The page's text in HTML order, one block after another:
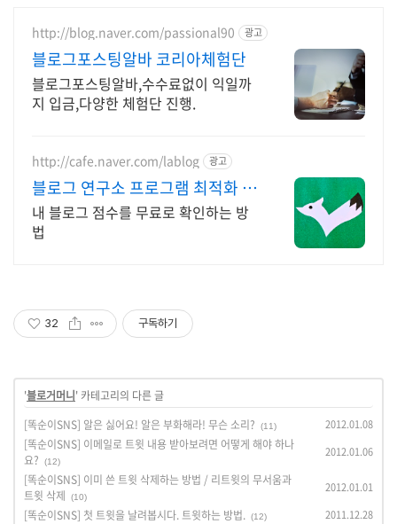
http://blog.naver.com/passional90 광고
블로그포스팅알바 코리아체험단
블로그포스팅알바,수수료없이 익일까
지 입금,다양한 체험단 진행.
http://cafe.naver.com/lablog 광고
블로그 연구소 프로그램 최적화 블
로그 진단
내 블로그 점수를 무료로 확인하는 방
법
32 구독하기
'블로거머니' 카테고리의 다른 글
[똑순이SNS] 알은 싫어요! 알은 부화해라! 무슨 소리?
(11) 2012.01.08
[똑순이SNS] 이메일로 트윗 내용 받아보려면 어떻게 해야 하나
요?
(12)
2012.01.06
[똑순이SNS] 이미 쓴 트윗 삭제하는 방법 / 리트윗의 무서움과
트윗 삭제
(10)
2012.01.01
[똑순이SNS] 첫 트윗을 날려봅시다. 트윗하는 방법. (12) 2011.12.28